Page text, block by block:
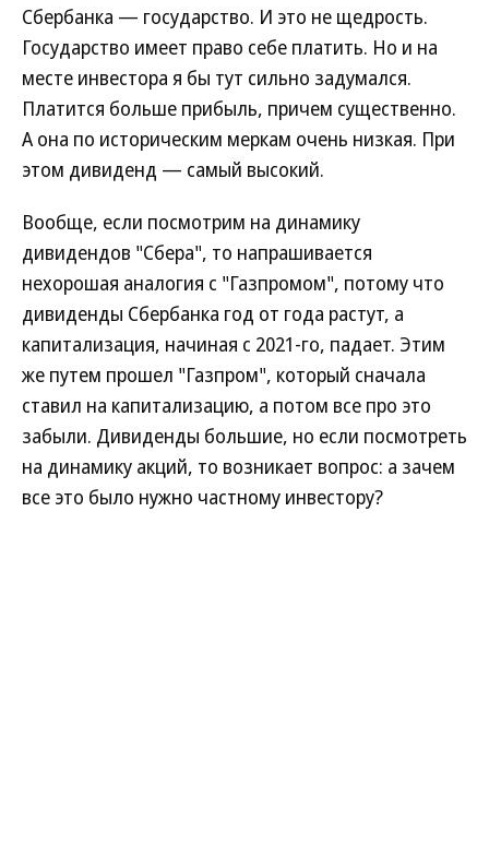
Сбербанка — государство. И это не щедрость.
Государство имеет право себе платить. Но и на
месте инвестора я бы тут сильно задумался.
Платится больше прибыль, причем существенно.
А она по историческим меркам очень низкая. При
этом дивиденд — самый высокий.
Вообще, если посмотрим на динамику
дивидендов "Сбера", то напрашивается
нехорошая аналогия с "Газпромом", потому что
дивиденды Сбербанка год от года растут, а
капитализация, начиная с 2021-го, падает. Этим
же путем прошел "Газпром", который сначала
ставил на капитализацию, а потом все про это
забыли. Дивиденды большие, но если посмотреть
на динамику акций, то возникает вопрос: а зачем
все это было нужно частному инвестору?